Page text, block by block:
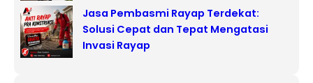
Jasa Pembasmi Rayap Terdekat:
Solusi Cepat dan Tepat Mengatasi
Invasi Rayap